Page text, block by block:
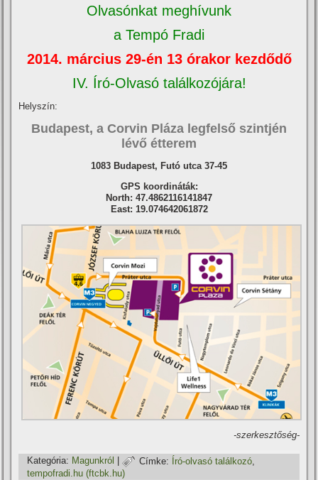
Olvasónkat meghí­vunk
a Tempó Fradi
2014. március 29-én 13 órakor kezdődő
IV. Író-Olvasó találkozójára!
Helyszí­n:
Budapest, a Corvin Pláza legfelső szintjén
lévő étterem
1083 Budapest, Futó utca 37-45
GPS koordináták:
North: 47.4862116141847
East: 19.074642061872
-szerkesztőség-
Kategória: Magunkról | Címke: Író-olvasó találkozó
tempofradi.hu (ftcbk.hu)